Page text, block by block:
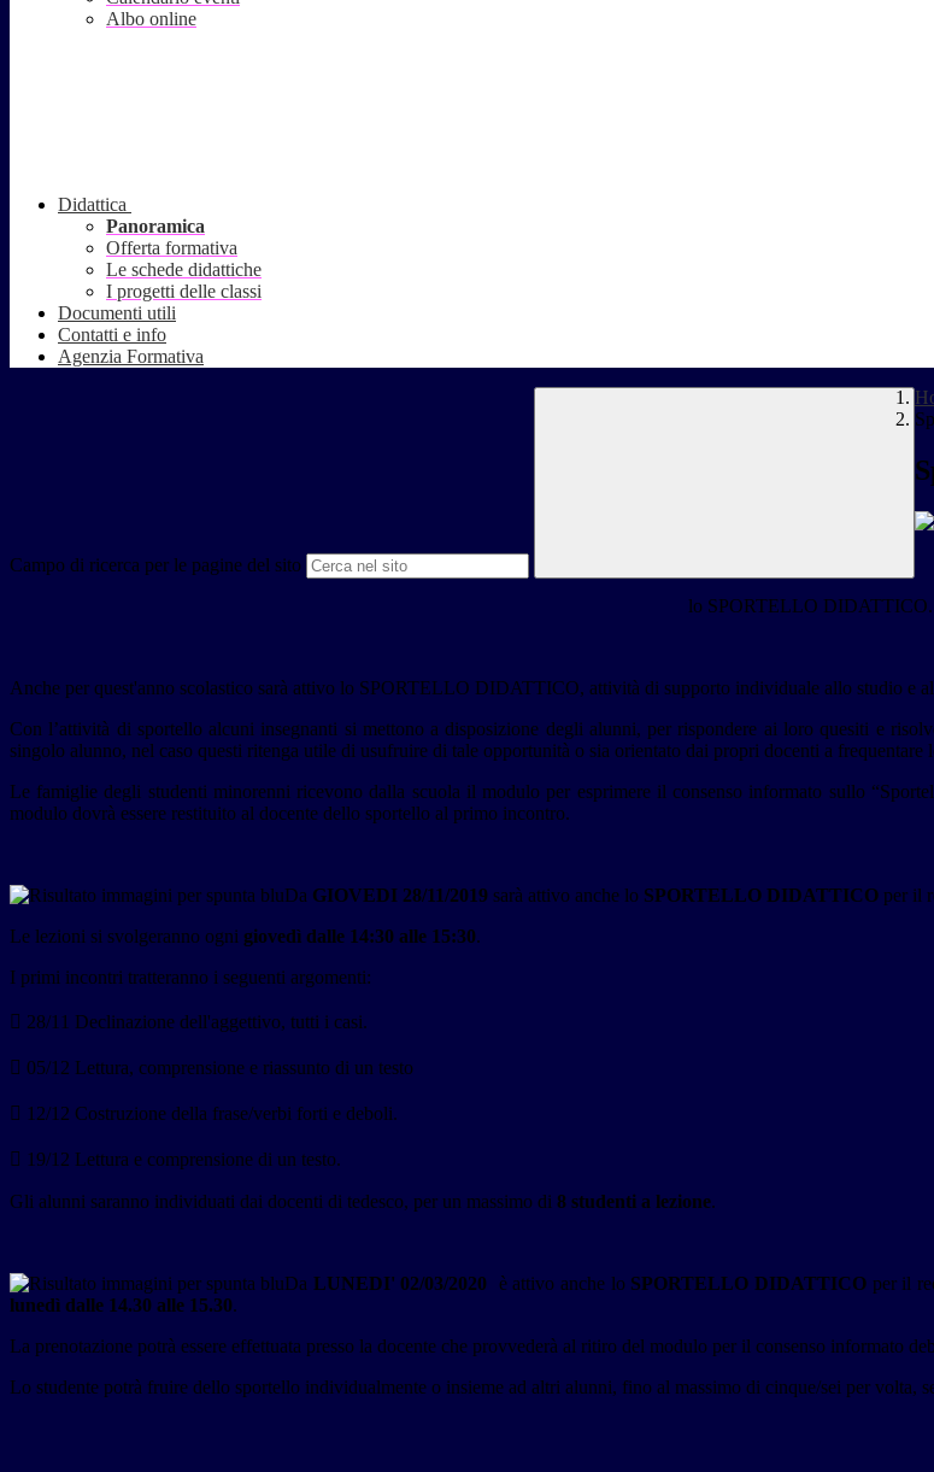
Albo online
Didattica
Panoramica
Offerta formativa
Le schede didattiche
I progetti delle classi
Documenti utili
Contatti e info
Agenzia Formativa
Campo di ricerca per le pagine del sito
lo SPORTELLO DIDATTICO.
Anche per quest'anno scolastico sarà attivo lo SPORTELLO DIDATTICO, attività di supporto individuale allo studio e
Con l’attività di sportello alcuni insegnanti si mettono a disposizione degli alunni, per rispondere ai loro quesiti e
singolo alunno, nel caso questi ritenga utile di usufruire di tale opportunità o sia orientato dai propri docenti a frequentare
Le famiglie degli studenti minorenni ricevono dalla scuola il modulo per esprimere il consenso informato sullo
modulo dovrà essere restituito al docente dello sportello al primo incontro.
Da GIOVEDI 28/11/2019 sarà attivo anche lo SPORTELLO DIDATTICO per il
Le lezioni si svolgeranno ogni giovedì dalle 14:30 alle 15:30.
I primi incontri tratteranno i seguenti argomenti:
 28/11 Declinazione dell'aggettivo, tutti i casi.
 05/12 Lettura, comprensione e riassunto di un testo
 12/12 Costruzione della frase/verbi forti e deboli.
 19/12 Lettura e comprensione di un testo.
Gli alunni saranno individuati dai docenti di tedesco, per un massimo di 8 studenti a lezione.
Da LUNEDI' 02/03/2020 è attivo anche lo SPORTELLO DIDATTICO per il
lunedì dalle 14.30 alle 15.30.
La prenotazione potrà essere effettuata presso la docente che provvederà al ritiro del modulo per il consenso informato
Lo studente potrà fruire dello sportello individualmente o insieme ad altri alunni, fino al massimo di cinque/sei per volta,